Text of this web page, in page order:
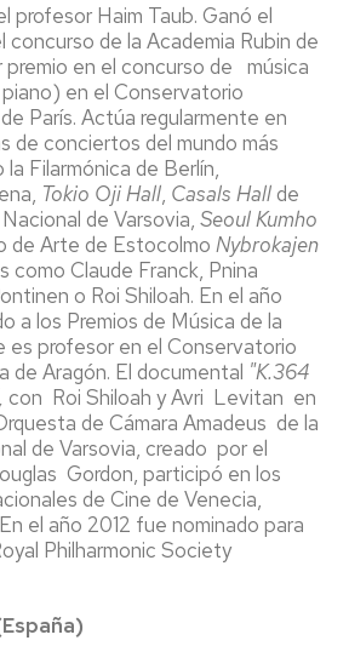
profesor Haim Taub. Ganó el
concurso de la Academia Rubin de
premio en el concurso de música
en el Conservatorio
París. Actúa regularmente en
de conciertos del mundo más
Filarmónica de Berlín,
Tokio Oji Hall, Casals Hallde
de Varsovia, Seoul Kumho
de Arte de Estocolmo Nybrokajen
como Claude Franck, Pnina
o Roi Shiloah. En el año
a los Premios de Música de la
es profesor en el Conservatorio
de Aragón. El documental "K.364
con Roi Shiloah y Avri Levitan en
de Cámara Amadeus de la
de Varsovia, creado por el
Gordon, participó en los
de Cine de Venecia,
el año 2012 fue nominado para
Philharmonic Society